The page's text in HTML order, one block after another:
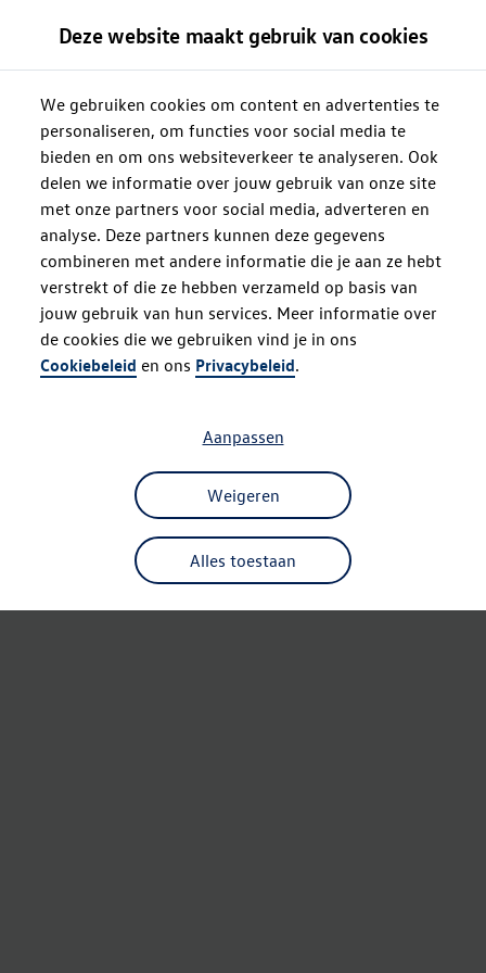
Deze website maakt gebruik van cookies
We gebruiken cookies om content en advertenties te
personaliseren, om functies voor social media te
bieden en om ons websiteverkeer te analyseren. Ook
delen we informatie over jouw gebruik van onze site
met onze partners voor social media, adverteren en
analyse. Deze partners kunnen deze gegevens
combineren met andere informatie die je aan ze hebt
verstrekt of die ze hebben verzameld op basis van
jouw gebruik van hun services. Meer informatie over
de cookies die we gebruiken vind je in ons
Cookiebeleid en ons Privacybeleid.
Alles toestaan
Weigeren
Aanpassen
Oops!
Something went wrong. Please try
refreshing the app
Refresh